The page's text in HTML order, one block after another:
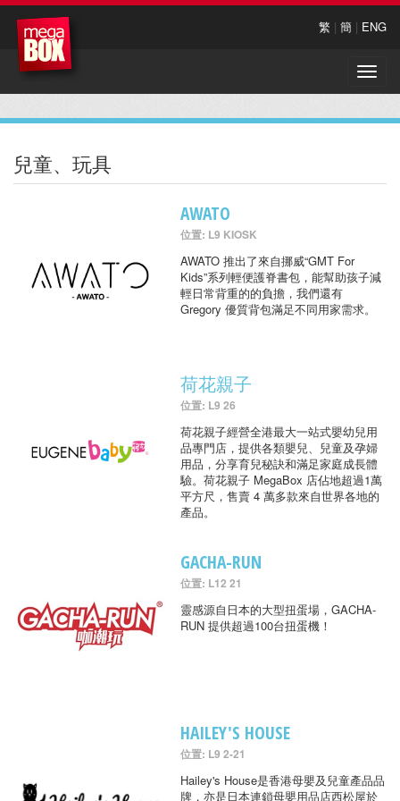
繁 | 簡 | ENG
Toggle
兒童、玩具
AWATO
位置: L9 KIOSK
AWATO 推出了來自挪威“GMT For
Kids”系列輕便護脊書包，能幫助孩子減
輕日常背重的的負擔，我們還有
Gregory 優質背包滿足不同用家需求。
荷花親子
位置: L9 26
荷花親子經營全港最大一站式嬰幼兒用
品專門店，提供各類嬰兒、兒童及孕婦
用品，分享育兒秘訣和滿足家庭成長體
驗。荷花親子 MegaBox 店佔地超過1萬
平方尺，售賣 4 萬多款來自世界各地的
產品。
GACHA-RUN
位置: L12 21
靈感源自日本的大型扭蛋場，GACHA-
RUN 提供超過100台扭蛋機！
HAILEY'S HOUSE
位置: L9 2-21
Hailey's House是香港母嬰及兒童產品品
牌，亦是日本連鎖母嬰用品店西松屋於